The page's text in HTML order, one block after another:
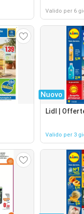
Valido per 6
Nuovo
Lidl |
Valido per 3